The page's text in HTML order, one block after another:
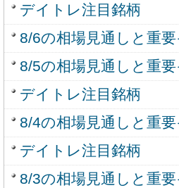
デイトレ注目銘柄
8/6の相場見通しと重要
8/5の相場見通しと重要
デイトレ注目銘柄
8/4の相場見通しと重要
デイトレ注目銘柄
8/3の相場見通しと重要